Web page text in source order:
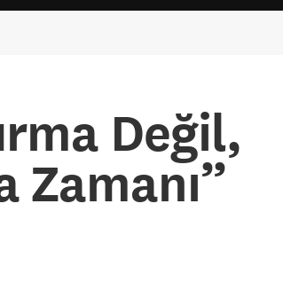
Değil,
Zamanı”